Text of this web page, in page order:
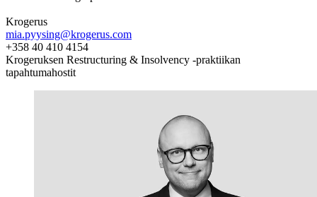
Krogerus
mia.pyysing@krogerus.com
+358 40 410 4154
Krogeruksen Restructuring & Insolvency -praktiikan
tapahtumahostit